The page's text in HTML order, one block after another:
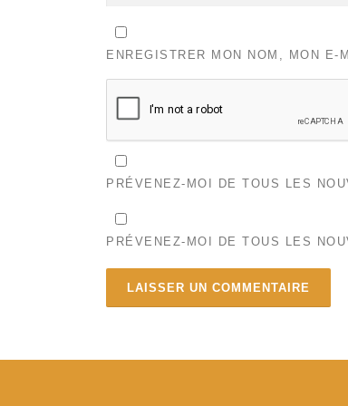
ENREGISTRER MON NOM, MON E-
PRÉVENEZ-MOI DE TOUS LES
PRÉVENEZ-MOI DE TOUS LES